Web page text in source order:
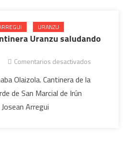
URANZU
Uranzu saludando
Comentarios desactivados
Olaizola. Cantinera de la
de San Marcial de Irún
Arregui